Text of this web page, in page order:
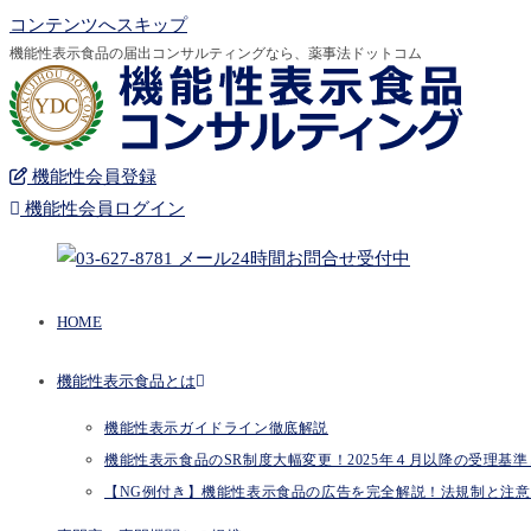
コンテンツへスキップ
機能性表示食品の届出コンサルティングなら、薬事法ドットコム
機能性会員登録
機能性会員ログイン
HOME
機能性表示食品とは
機能性表示ガイドライン徹底解説
機能性表示食品のSR制度大幅変更！2025年４月以降の受理基
【NG例付き】機能性表示食品の広告を完全解説！法規制と注意